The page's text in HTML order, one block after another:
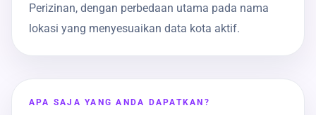
Perizinan, dengan perbedaan utama pada nama
lokasi yang menyesuaikan data kota aktif.
APA SAJA YANG ANDA DAPATKAN?